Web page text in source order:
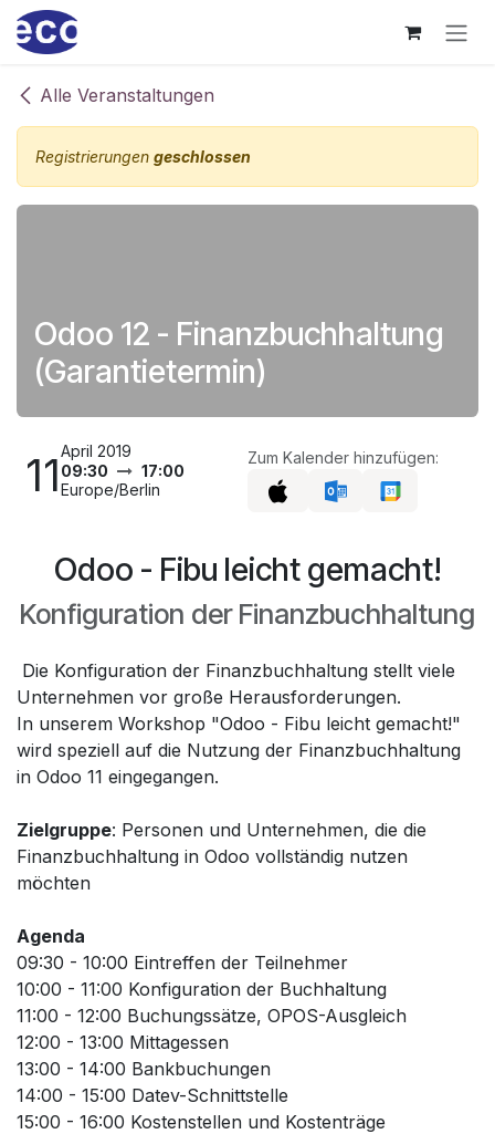
Zum Inhalt springen
Alle Veranstaltungen
Registrierungen geschlossen
Odoo 12 - Finanzbuchhaltung
(Garantietermin)
11April 2019
09:30
17:00
Europe/Berlin
Zum Kalender hinzufügen:
Odoo - Fibu leicht gemacht!
Konfiguration der Finanzbuchhaltung
Die Konfiguration der Finanzbuchhaltung stellt viele
Unternehmen vor große Herausforderungen.
In unserem Workshop "Odoo - Fibu leicht gemacht!"
wird speziell auf die Nutzung der Finanzbuchhaltung
in Odoo 11 eingegangen.
Zielgruppe: Personen und Unternehmen, die die
Finanzbuchhaltung in Odoo vollständig nutzen
möchten
Agenda
09:30 - 10:00 Eintreffen der Teilnehmer
10:00 - 11:00 Konfiguration der Buchhaltung
11:00 - 12:00 Buchungssätze, OPOS-Ausgleich
12:00 - 13:00 Mittagessen
13:00 - 14:00 Bankbuchungen
14:00 - 15:00 Datev-Schnittstelle
15:00 - 16:00 Kostenstellen und Kostenträge